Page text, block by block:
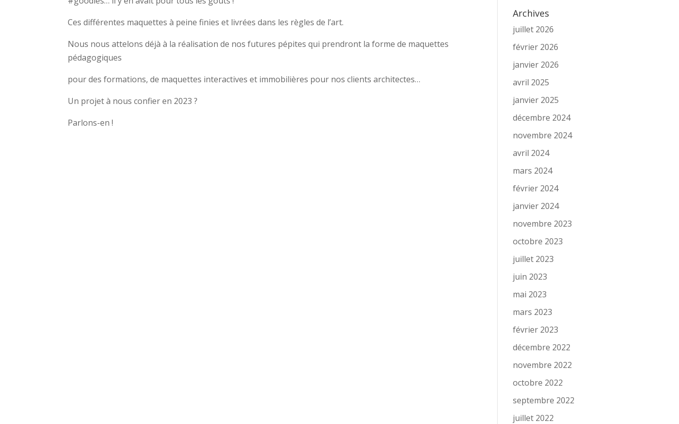
Ces différentes maquettes à peine finies et livrées dans les règles de l’art.
Nous nous attelons déjà à la réalisation de nos futures pépites qui prendront la forme de maquettes
pédagogiques
pour des formations, de maquettes interactives et immobilières pour nos clients architectes…
Un projet à nous confier en 2023 ?
Parlons-en !
Archives
juillet 2026
février 2026
janvier 2026
avril 2025
janvier 2025
décembre 2024
novembre 2024
avril 2024
mars 2024
février 2024
janvier 2024
novembre 2023
octobre 2023
juillet 2023
juin 2023
mai 2023
mars 2023
février 2023
décembre 2022
novembre 2022
octobre 2022
septembre 2022
juillet 2022